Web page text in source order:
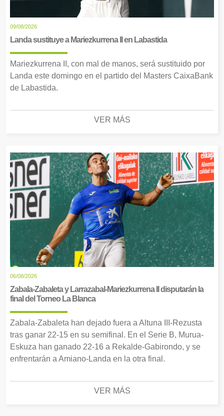
09/08/2026
Landa sustituye a Mariezkurrena II en Labastida
Mariezkurrena II, con mal de manos, será sustituido por
Landa este domingo en el partido del Masters CaixaBank
de Labastida.
VER MÁS
06/08/2026
Zabala-Zabaleta y Larrazabal-Mariezkurrena II disputarán la
final del Torneo La Blanca
Zabala-Zabaleta han dejado fuera a Altuna III-Rezusta
tras ganar 22-15 en su semifinal. En el Serie B, Murua-
Eskuza han ganado 22-16 a Rekalde-Gabirondo, y se
enfrentarán a Amiano-Landa en la otra final.
VER MÁS